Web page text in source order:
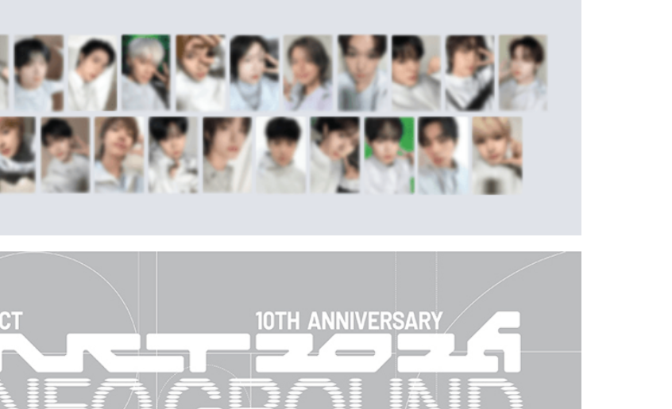
https://aftee.tw/terms/#terms3
３．未成年的使用者請事先徵得法定代理人或監護人之同意方可使用
「AFTEE先享後付」，若未經同意申辦者引起之損失，本公司不負相關責
任。
４．使用「AFTEE先享後付」時，將依據個別帳號之用戶狀況，依本公司
即時審查核予不同之上限額度；若仍有額度不足之情形，本公司將視審查
結果請求用戶進行身份認證。
５．嚴禁一人註冊多個帳號或使用他人資訊註冊。若發現惡意使用之情
形，恩沛科技股份有限公司將有權停止該用戶之使用額度並採取法律行
動。
宅配 (離島)
每筆NT$200
付款後門市自取
免運費
亞洲國家/地區配送
北美國家/地區配送
歐洲國家/地區配送